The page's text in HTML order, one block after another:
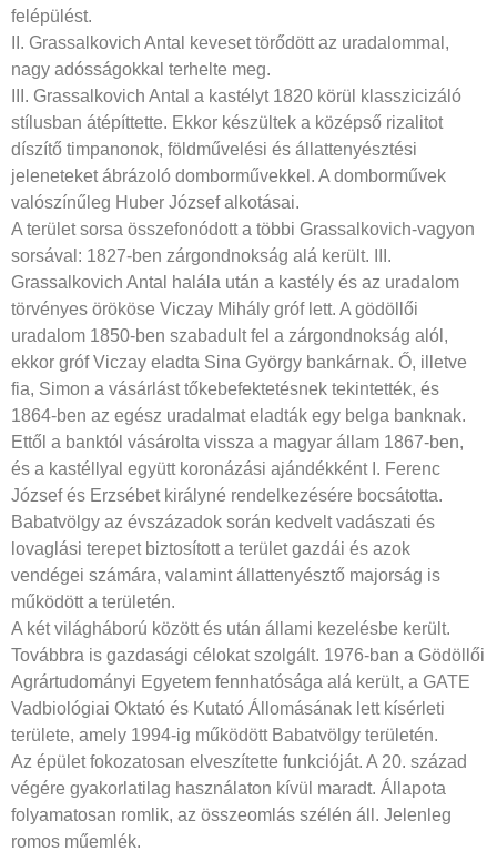
felépülést.
II. Grassalkovich Antal keveset törődött az uradalommal,
nagy adósságokkal terhelte meg.
III. Grassalkovich Antal a kastélyt 1820 körül klasszicizáló
stílusban átépíttette. Ekkor készültek a középső rizalitot
díszítő timpanonok, földművelési és állattenyésztési
jeleneteket ábrázoló domborművekkel. A domborművek
valószínűleg Huber József alkotásai.
A terület sorsa összefonódott a többi Grassalkovich-vagyon
sorsával: 1827-ben zárgondnokság alá került. III.
Grassalkovich Antal halála után a kastély és az uradalom
törvényes örököse Viczay Mihály gróf lett. A gödöllői
uradalom 1850-ben szabadult fel a zárgondnokság alól,
ekkor gróf Viczay eladta Sina György bankárnak. Ő, illetve
fia, Simon a vásárlást tőkebefektetésnek tekintették, és
1864-ben az egész uradalmat eladták egy belga banknak.
Ettől a banktól vásárolta vissza a magyar állam 1867-ben,
és a kastéllyal együtt koronázási ajándékként I. Ferenc
József és Erzsébet királyné rendelkezésére bocsátotta.
Babatvölgy az évszázadok során kedvelt vadászati és
lovaglási terepet biztosított a terület gazdái és azok
vendégei számára, valamint állattenyésztő majorság is
működött a területén.
A két világháború között és után állami kezelésbe került.
Továbbra is gazdasági célokat szolgált. 1976-ban a Gödöllői
Agrártudományi Egyetem fennhatósága alá került, a GATE
Vadbiológiai Oktató és Kutató Állomásának lett kísérleti
területe, amely 1994-ig működött Babatvölgy területén.
Az épület fokozatosan elveszítette funkcióját. A 20. század
végére gyakorlatilag használaton kívül maradt. Állapota
folyamatosan romlik, az összeomlás szélén áll. Jelenleg
romos műemlék.